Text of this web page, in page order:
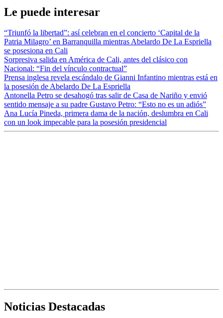
Le puede interesar
“Triunfó la libertad”: así celebran en el concierto ‘Capital de la
Patria Milagro’ en Barranquilla mientras Abelardo De La Espriella
se posesiona en Cali
Sorpresiva salida en América de Cali, antes del clásico con
Nacional: “Fin del vínculo contractual”
Prensa inglesa revela escándalo de Gianni Infantino mientras está en
la posesión de Abelardo De La Espriella
Antonella Petro se desahogó tras salir de Casa de Nariño y envió
sentido mensaje a su padre Gustavo Petro: “Esto no es un adiós”
Ana Lucía Pineda, primera dama de la nación, deslumbra en Cali
con un look impecable para la posesión presidencial
Noticias Destacadas